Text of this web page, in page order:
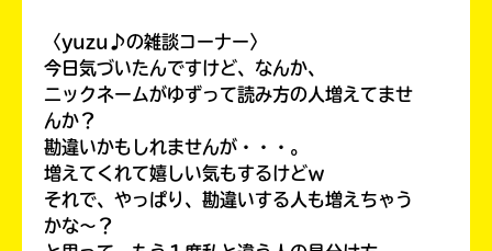
見られる
ギャラリー
〈yuzu♪の雑談コーナー〉
今日気づいたんですけど、なんか、
ニックネームがゆずって読み方の人増えてませ
んか？
勘違いかもしれませんが・・・。
増えてくれて嬉しい気もするけどｗ
それで、やっぱり、勘違いする人も増えちゃう
かな〜？